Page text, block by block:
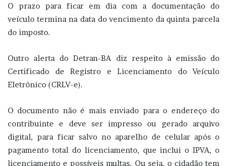
O prazo para ficar em dia com a documentação do
veículo termina na data do vencimento da quinta parcela
do imposto.
Outro alerta do Detran-BA diz respeito à emissão do
Certificado de Registro e Licenciamento do Veículo
Eletrônico (CRLV-e).
O documento não é mais enviado para o endereço do
contribuinte e deve ser impresso ou gerado arquivo
digital, para ficar salvo no aparelho de celular após o
pagamento total do licenciamento, que inclui o IPVA, o
licenciamento e possíveis multas. Ou seja, o cidadão tem